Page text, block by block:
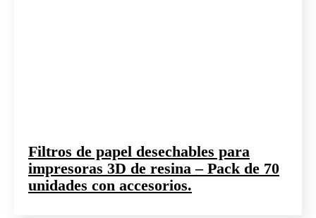
Filtros de papel desechables para
impresoras 3D de resina – Pack de 70
unidades con accesorios.